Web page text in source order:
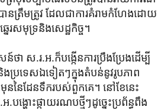
ាន​ត្រឹមត្រូវ​ ដែល​ជា​ការគំរាម​កំហែងដោយ​
រ​សមុទ្រ​និង​សេដ្ឋកិច្ច។​
ា ​ស.រ.អ.ក៏បង្កើន​ការ​ប្រឹង​ប្រែង​ដើម្បី​
ប្រទេស​ឯ​ទៀតៗ​ក្នុង​តំបន់​នូវ​រូបភាព
ន​នៃ​ដែនទឹករបស់​ពួក​គេ។ នៅខែ​នេះ​
ង្ហោះ​ផ្កាយ​រណប​ថ្មីៗដូច្នេះ​ប្រព័ន្ធ​ពឹង​